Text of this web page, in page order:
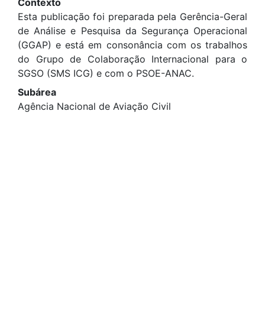
Contexto
Esta publicação foi preparada pela Gerência-Geral
de Análise e Pesquisa da Segurança Operacional
(GGAP) e está em consonância com os trabalhos
do Grupo de Colaboração Internacional para o
SGSO (SMS ICG) e com o PSOE-ANAC.
Subárea
Agência Nacional de Aviação Civil